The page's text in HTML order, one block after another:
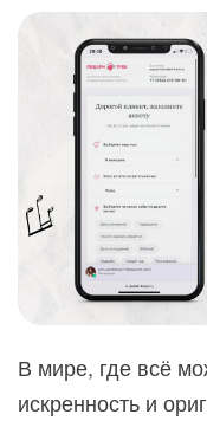
В мире, где всё
искренность и